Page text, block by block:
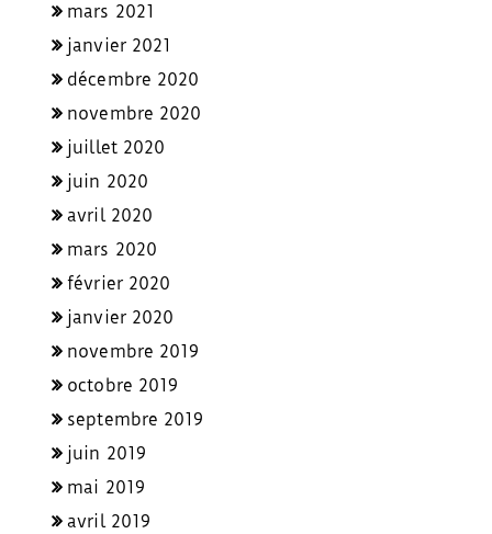
mars 2021
janvier 2021
décembre 2020
novembre 2020
juillet 2020
juin 2020
avril 2020
mars 2020
février 2020
janvier 2020
novembre 2019
octobre 2019
septembre 2019
juin 2019
mai 2019
avril 2019